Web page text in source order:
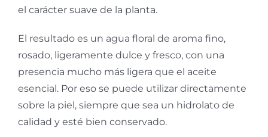
el carácter suave de la planta.
El resultado es un agua floral de aroma fino,
rosado, ligeramente dulce y fresco, con una
presencia mucho más ligera que el aceite
esencial. Por eso se puede utilizar directamente
sobre la piel, siempre que sea un hidrolato de
calidad y esté bien conservado.